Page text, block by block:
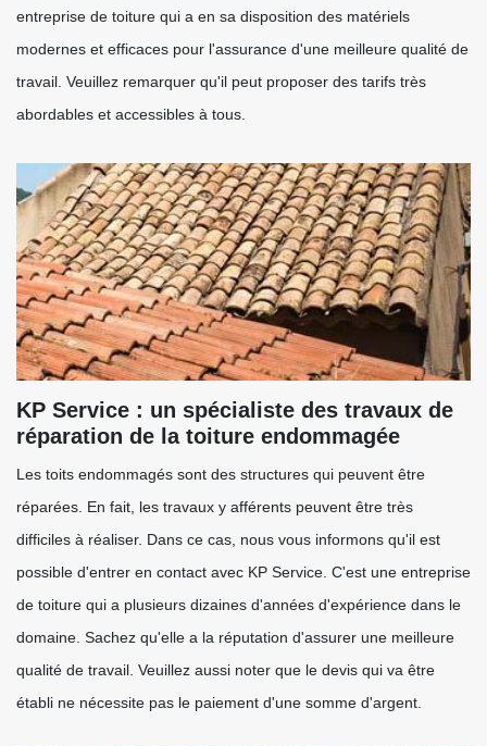
entreprise de toiture qui a en sa disposition des matériels
modernes et efficaces pour l'assurance d'une meilleure qualité de
travail. Veuillez remarquer qu'il peut proposer des tarifs très
abordables et accessibles à tous.
KP Service : un spécialiste des travaux de
réparation de la toiture endommagée
Les toits endommagés sont des structures qui peuvent être
réparées. En fait, les travaux y afférents peuvent être très
difficiles à réaliser. Dans ce cas, nous vous informons qu'il est
possible d'entrer en contact avec KP Service. C'est une entreprise
de toiture qui a plusieurs dizaines d'années d'expérience dans le
domaine. Sachez qu'elle a la réputation d'assurer une meilleure
qualité de travail. Veuillez aussi noter que le devis qui va être
établi ne nécessite pas le paiement d'une somme d'argent.